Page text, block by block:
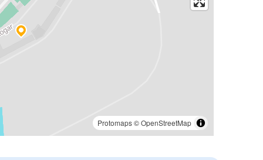
Protomaps©OpenStreetMap